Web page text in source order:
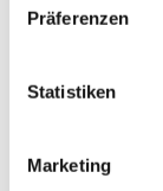
Präferenzen
Statistiken
Marketing
Möbeln nach